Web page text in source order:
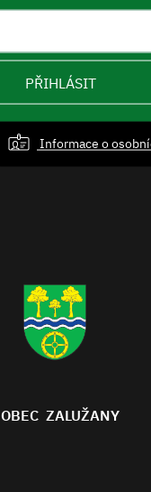
PŘIHLÁSIT
Informace o
OBEC ZALUŽANY